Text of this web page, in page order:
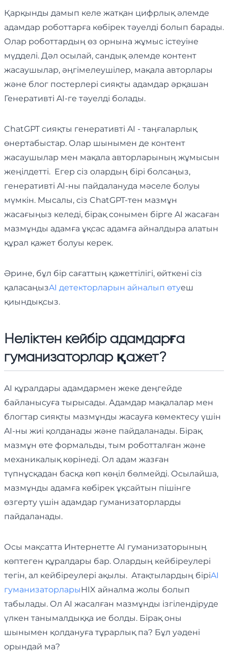
Қарқынды дамып келе жатқан цифрлық әлемде
адамдар роботтарға көбірек тәуелді болып барады.
Олар роботтардың өз орнына жұмыс істеуіне
мүдделі. Дәл осылай, сандық әлемде контент
жасаушылар, әңгімелеушілер, мақала авторлары
және блог постерлері сияқты адамдар әрқашан
Генеративті AI-ге тәуелді болады.
ChatGPT сияқты генеративті AI - таңғаларлық
өнертабыстар. Олар шынымен де контент
жасаушылар мен мақала авторларының жұмысын
жеңілдетті. Егер сіз олардың бірі болсаңыз,
генеративті AI-ны пайдалануда мәселе болуы
мүмкін. Мысалы, сіз ChatGPT-тен мазмұн
жасағыңыз келеді, бірақ сонымен бірге AI жасаған
мазмұнды адамға ұқсас адамға айналдыра алатын
құрал қажет болуы керек.
Әрине, бұл бір сағаттың қажеттілігі, өйткені сіз
қаласаңызAI детекторларын айналып өтуеш
қиындықсыз.
Неліктен кейбір адамдарға
гуманизаторлар қажет?
AI құралдары адамдармен жеке деңгейде
байланысуға тырысады. Адамдар мақалалар мен
блогтар сияқты мазмұнды жасауға көмектесу үшін
AI-ны жиі қолданады және пайдаланады. Бірақ
мазмұн өте формальды, тым роботталған және
механикалық көрінеді. Ол адам жазған
түпнұсқадан басқа көп көңіл бөлмейді. Осылайша,
мазмұнды адамға көбірек ұқсайтын пішінге
өзгерту үшін адамдар гуманизаторларды
пайдаланады.
Осы мақсатта Интернетте AI гуманизаторының
көптеген құралдары бар. Олардың кейбіреулері
тегін, ал кейбіреулері ақылы. Атақтылардың біріAI
гуманизаторларыHIX айналма жолы болып
табылады. Ол AI жасалған мазмұнды ізгілендіруде
үлкен танымалдыққа ие болды. Бірақ оны
шынымен қолдануға тұрарлық па? Бұл уәдені
орындай ма?